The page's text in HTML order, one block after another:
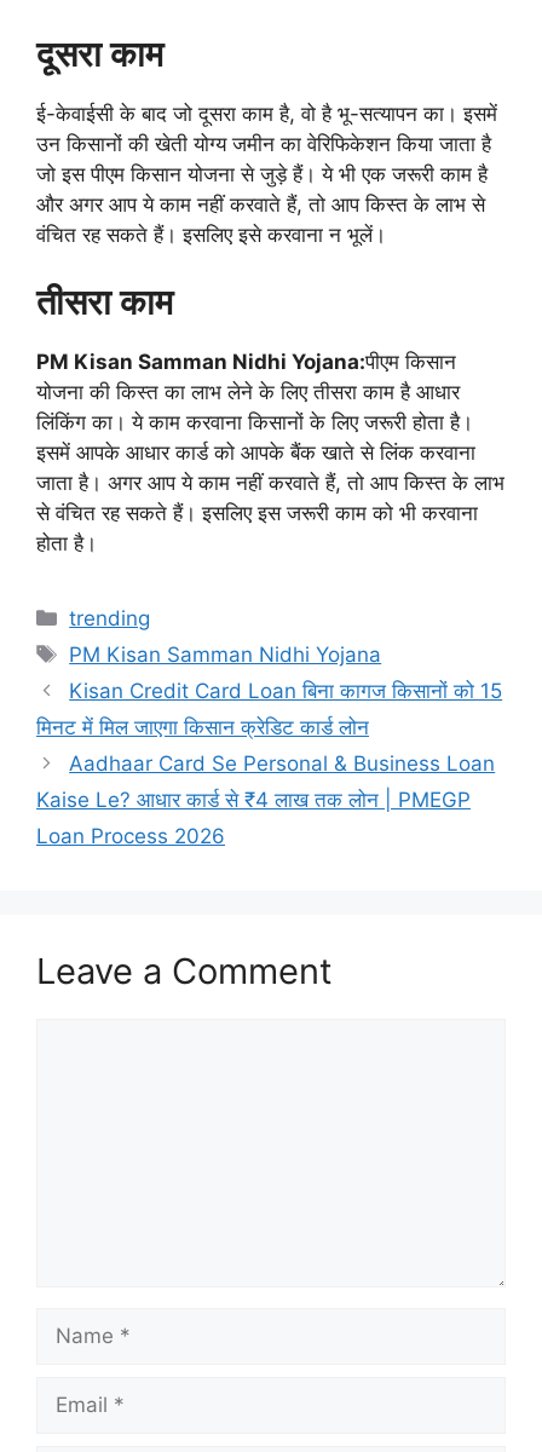
दूसरा काम
ई-केवाईसी के बाद जो दूसरा काम है, वो है भू-सत्यापन का। इसमें
उन किसानों की खेती योग्य जमीन का वेरिफिकेशन किया जाता है
जो इस पीएम किसान योजना से जुड़े हैं। ये भी एक जरूरी काम है
और अगर आप ये काम नहीं करवाते हैं, तो आप किस्त के लाभ से
वंचित रह सकते हैं। इसलिए इसे करवाना न भूलें।
तीसरा काम
PM Kisan Samman Nidhi Yojana:पीएम किसान
योजना की किस्त का लाभ लेने के लिए तीसरा काम है आधार
लिंकिंग का। ये काम करवाना किसानों के लिए जरूरी होता है।
इसमें आपके आधार कार्ड को आपके बैंक खाते से लिंक करवाना
जाता है। अगर आप ये काम नहीं करवाते हैं, तो आप किस्त के लाभ
से वंचित रह सकते हैं। इसलिए इस जरूरी काम को भी करवाना
होता है।
Categories
trending
Tags
PM Kisan Samman Nidhi Yojana
Kisan Credit Card Loan बिना कागज किसानों को 15
मिनट में मिल जाएगा किसान क्रेडिट कार्ड लोन
Aadhaar Card Se Personal & Business Loan
Kaise Le? आधार कार्ड से ₹4 लाख तक लोन | PMEGP
Loan Process 2026
Leave a Comment